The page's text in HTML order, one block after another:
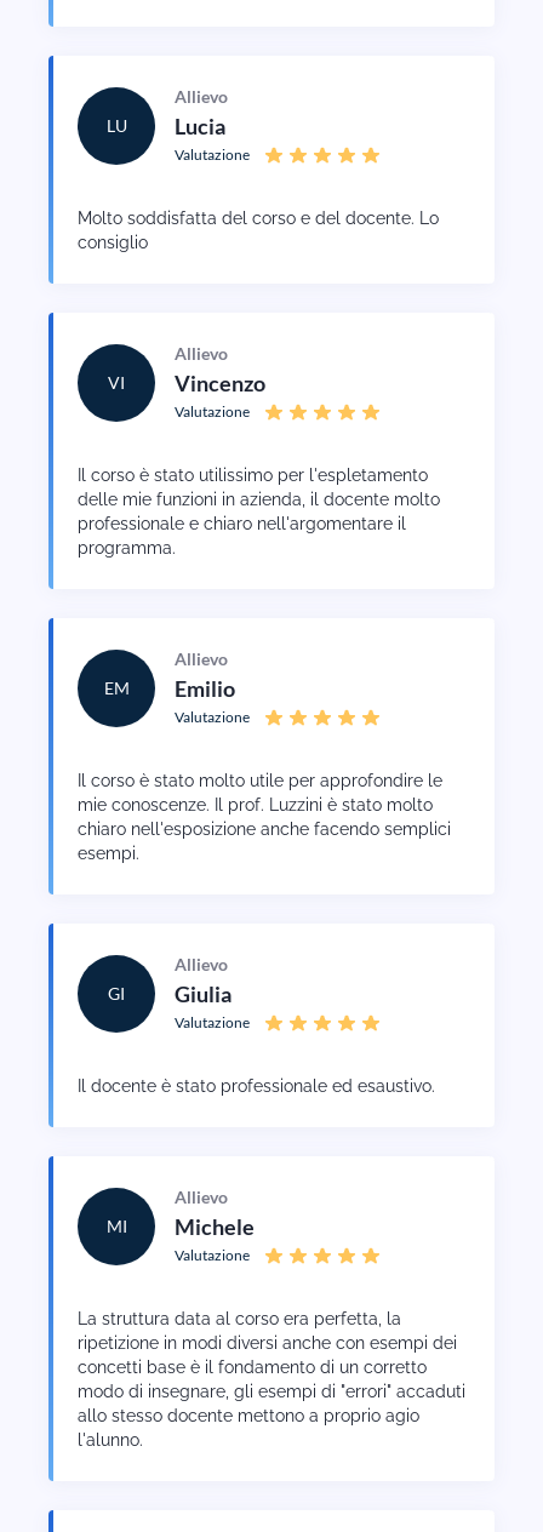
LU
Allievo
Lucia
Valutazione
Molto soddisfatta del corso e del docente. Lo
consiglio
VI
Allievo
Vincenzo
Valutazione
Il corso è stato utilissimo per l'espletamento
delle mie funzioni in azienda, il docente molto
professionale e chiaro nell'argomentare il
programma.
EM
Allievo
Emilio
Valutazione
Il corso è stato molto utile per approfondire le
mie conoscenze. Il prof. Luzzini è stato molto
chiaro nell'esposizione anche facendo semplici
esempi.
GI
Allievo
Giulia
Valutazione
Il docente è stato professionale ed esaustivo.
MI
Allievo
Michele
Valutazione
La struttura data al corso era perfetta, la
ripetizione in modi diversi anche con esempi dei
concetti base è il fondamento di un corretto
modo di insegnare, gli esempi di "errori" accaduti
allo stesso docente mettono a proprio agio
l'alunno.